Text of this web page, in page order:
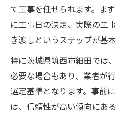
て工事を任せられます。ま
に工事日の決定、実際の工
き渡しというステップが基本
特に茨城県筑西市細田では
必要な場合もあり、業者が
選定基準となります。事前
は、信頼性が高い傾向にあ